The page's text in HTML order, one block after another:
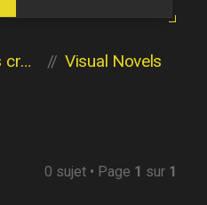
Sois sans crainte Visual Novels
0 sujet • Page 1 sur 1